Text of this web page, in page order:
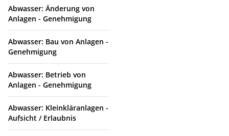
Abwasser: Änderung von
Anlagen - Genehmigung
Abwasser: Bau von Anlagen -
Genehmigung
Abwasser: Betrieb von
Anlagen - Genehmigung
Abwasser: Kleinkläranlagen -
Aufsicht / Erlaubnis